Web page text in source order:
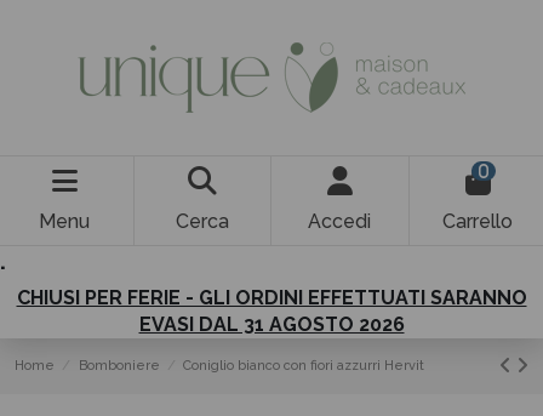
Menu Cerca Accedi
0
Carrello
.
CHIUSI PER FERIE - GLI ORDINI EFFETTUATI SARANNO
EVASI DAL 31 AGOSTO 2026
Home Bomboniere Coniglio bianco con fiori azzurri Hervit